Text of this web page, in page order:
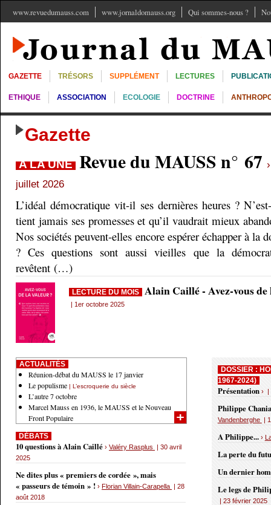
www.revuedumauss.com www.jornaldomauss.org Qui sommes-nous ?
GAZETTE TRÉSORS SUPPLÉMENT LECTURES
ETHIQUE ASSOCIATION ECOLOGIE DOCTRINE
Gazette
A LA UNE Revue du MAUSS n° 67
juillet 2026
L’idéal démocratique vit-il ses dernières heures ?
tient jamais ses promesses et qu’il vaudrait mieux
Nos sociétés peuvent-elles encore espérer échapper à la
? Ces questions sont aussi vieilles que la
revêtent (…)
LECTURE DU MOIS Alain Caillé - Avez-vous
| 1er octobre 2025
DOSSIER :
1967-2024)
Présentation › |
Philippe
Vandenberghe |
A Philippe... ›
La perte du
Un dernier
Le legs de
| 23 février 2025
ACTUALITÉS
Réunion-débat du MAUSS le 17 janvier
Le populisme | L’escroquerie du siècle
L’autre 7 octobre
Marcel Mauss en 1936, le MAUSS et le Nouveau
Front Populaire
DÉBATS
10 questions à Alain Caillé › Valéry Rasplus
| 30 avril
2025
Ne dites plus « premiers de cordée », mais
« passeurs de témoin » ! › Florian Villain-Carapella | 28
août 2018